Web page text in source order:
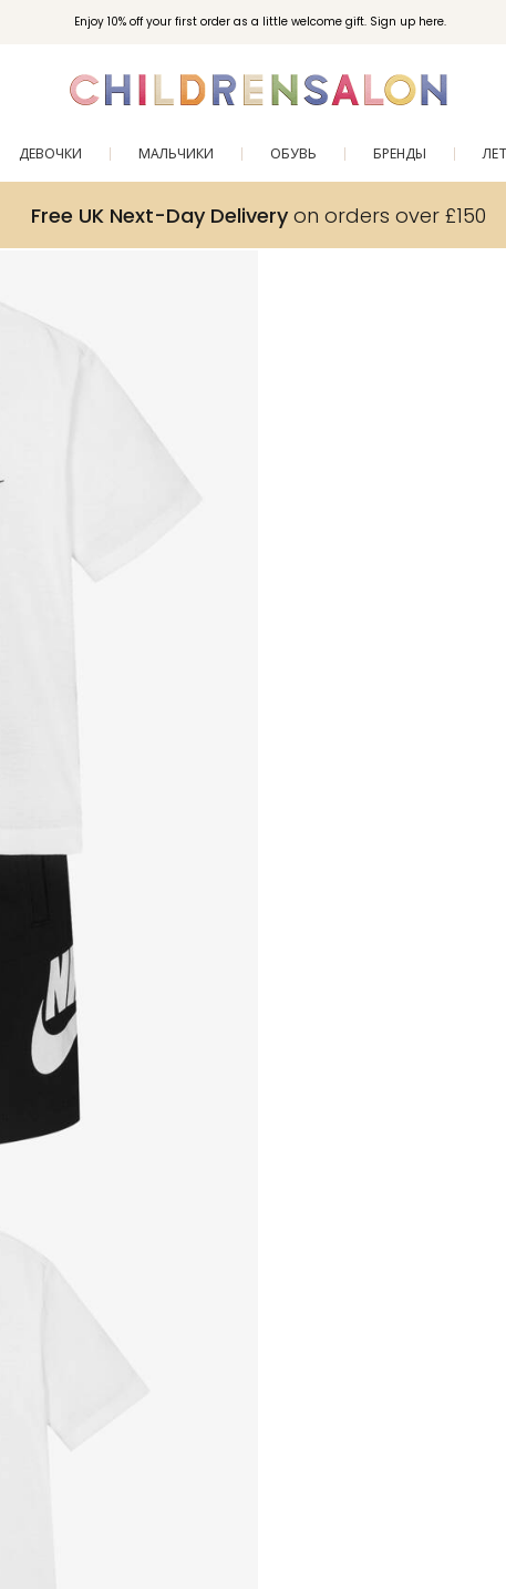
Enjoy 10% off your first order as a little welcome gift. Sign up here.
ДЕВОЧКИ МАЛЬЧИКИ ОБУВЬ БРЕНДЫ
Free UK Next-Day Deliveryon orders over £150